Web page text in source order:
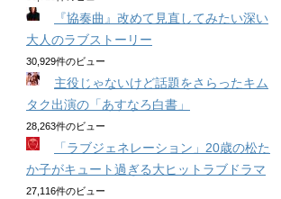
『協奏曲』改めて見直してみたい深い
大人のラブストーリー
30,929件のビュー
主役じゃないけど話題をさらったキム
タク出演の「あすなろ白書」
28,263件のビュー
「ラブジェネレーション」20歳の松た
か子がキュート過ぎる大ヒットラブドラマ
27,116件のビュー